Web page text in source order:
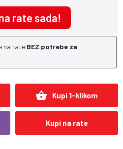
rate sada!
na rate BEZ potrebe za
shopping_basket Kupi 1-klikom
Kupi na rate